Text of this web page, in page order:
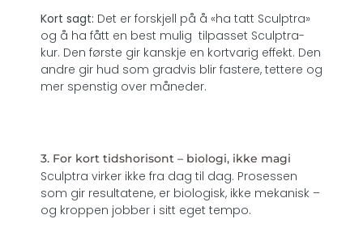
Kort sagt: Det er forskjell på å «ha tatt Sculptra»
og å ha fått en best mulig tilpasset Sculptra-
kur. Den første gir kanskje en kortvarig effekt. Den
andre gir hud som gradvis blir fastere, tettere og
mer spenstig over måneder.
3. For kort tidshorisont – biologi, ikke magi
Sculptra virker ikke fra dag til dag. Prosessen
som gir resultatene, er biologisk, ikke mekanisk –
og kroppen jobber i sitt eget tempo.